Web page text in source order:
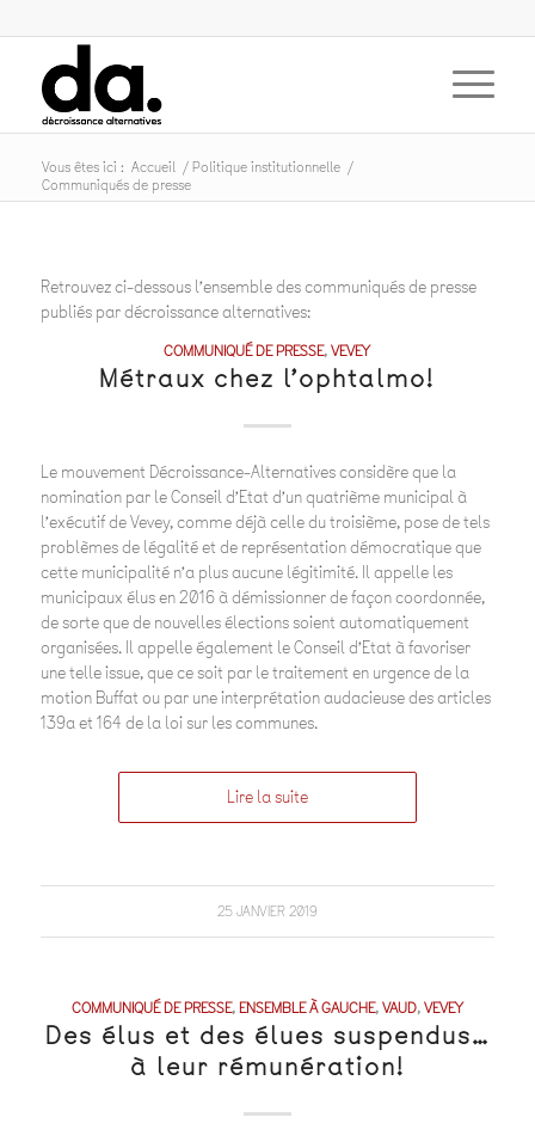
Vous êtes ici : Accueil / Politique institutionnelle /
Communiqués de presse
Retrouvez ci-dessous l’ensemble des communiqués de presse
publiés par décroissance alternatives:
COMMUNIQUÉ DE PRESSE,VEVEY
Métraux chez l’ophtalmo!
Le mouvement Décroissance-Alternatives considère que la
nomination par le Conseil d’Etat d’un quatrième municipal à
l’exécutif de Vevey, comme déjà celle du troisième, pose de tels
problèmes de légalité et de représentation démocratique que
cette municipalité n’a plus aucune légitimité. Il appelle les
municipaux élus en 2016 à démissionner de façon coordonnée,
de sorte que de nouvelles élections soient automatiquement
organisées. Il appelle également le Conseil d’Etat à favoriser
une telle issue, que ce soit par le traitement en urgence de la
motion Buffat ou par une interprétation audacieuse des articles
139a et 164 de la loi sur les communes.
Lire la suite
25 JANVIER 2019
COMMUNIQUÉ DE PRESSE,ENSEMBLE À GAUCHE,VAUD,VEVEY
Des élus et des élues suspendus…
à leur rémunération!